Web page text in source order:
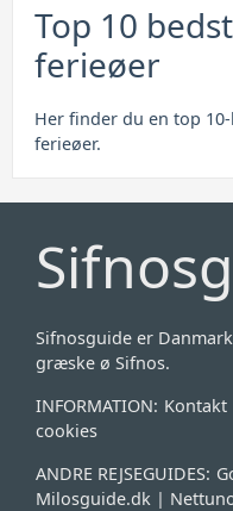
Top 10
ferieøer
Her finder du en top
ferieøer.
Sifnosguide er
græske ø Sifnos.
INFORMATION: Kontakt
cookies
ANDRE REJSEGUIDES:
Milosguide.dk |